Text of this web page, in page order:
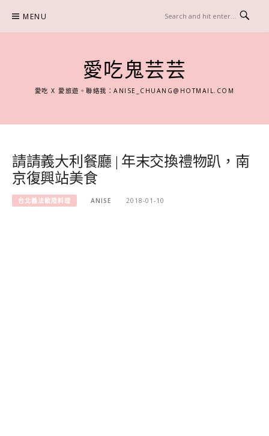
content
MENU
愛吃鬼芸芸
愛吃 X 愛旅遊。聯絡我：ANISE_CHUANG@HOTMAIL.COM
請請義大利餐廳 | 年末交換禮物趴，南
京復興站美食
台北義法歐陸料理 ANISE 2018-01-10